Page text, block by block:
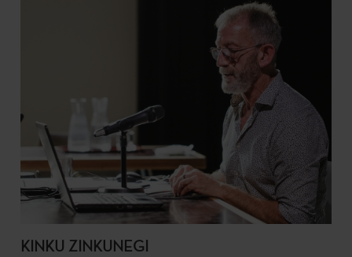
KINKU ZINKUNEGI